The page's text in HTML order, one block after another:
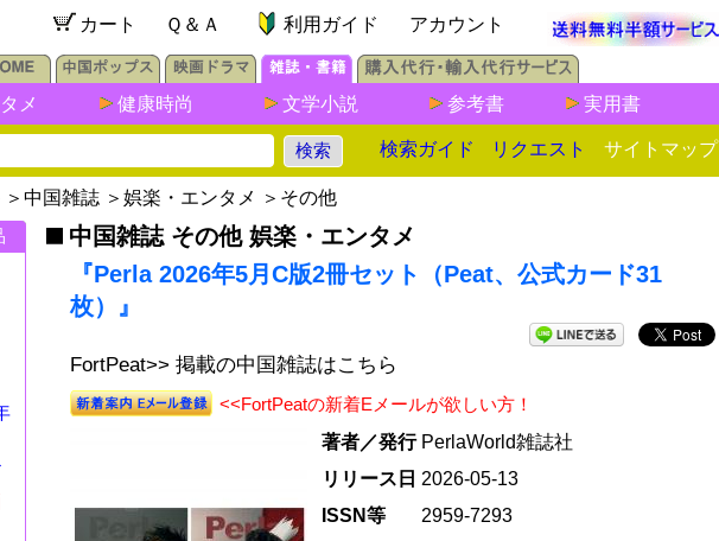
カート Ｑ＆Ａ 利用ガイド アカウント
メ 健康時尚 文学小説 参考書 実用書
検索ガイド リクエスト サイトマップ
＞ 中国雑誌 ＞ 娯楽・エンタメ ＞ その他
中国雑誌 その他 娯楽・エンタメ
『Perla 2026年5月C版2冊セット（Peat、公式カード31
枚）』
FortPeat>> 掲載の中国雑誌はこちら
<<FortPeatの新着Eメールが欲しい方！
著者／発行 PerlaWorld雑誌社
リリース日 2026-05-13
ISSN等
2959-7293